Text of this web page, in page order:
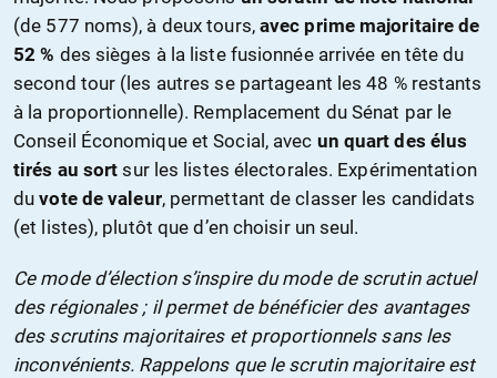
(de 577 noms), à deux tours, avec prime majoritaire de
52 % des sièges à la liste fusionnée arrivée en tête du
second tour (les autres se partageant les 48 % restants
à la proportionnelle). Remplacement du Sénat par le
Conseil Économique et Social, avec un quart des élus
tirés au sort sur les listes électorales. Expérimentation
duvote de valeur, permettant de classer les candidats
(et listes), plutôt que d’en choisir un seul.
Ce mode d’élection s’inspire du mode de scrutin actuel
des régionales ; il permet de bénéficier des avantages
des scrutins majoritaires et proportionnels sans les
inconvénients. Rappelons que le scrutin majoritaire est